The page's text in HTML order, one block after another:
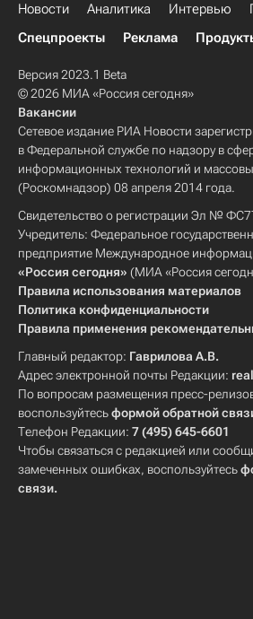
Новости Аналитика Интервью
Спецпроекты
Реклама
Версия 2023.1 Beta
© 2026 МИА «Россия сегодня»
Вакансии
Сетевое издание РИА Новости
в Федеральной службе по надзору в
информационных технологий и
(Роскомнадзор) 08 апреля 2014 года.
Свидетельство о регистрации Эл №
Учредитель: Федеральное
предприятие Международное
«Россия сегодня» (МИА «Россия
Правила использования материалов
Политика конфиденциальности
Правила применения
Главный редактор: Гаврилова А.В.
Адрес электронной почты Редакции:
По вопросам размещения пресс-
воспользуйтесьформой обратной
Телефон Редакции: 7 (495) 645-6601
Чтобы связаться с редакцией или
замеченных ошибках, воспользуйтесь
связи.